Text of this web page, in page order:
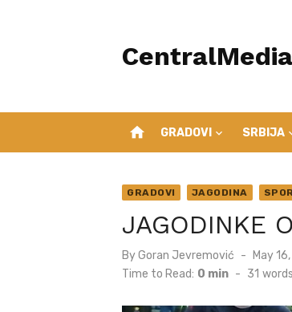
CentralMedia
home GRADOVI SRBIJA
GRADOVI JAGODINA
JAGODINKE
ByGoran Jevremović
Posted
on
May
Time to Read: 0 min - 31 words